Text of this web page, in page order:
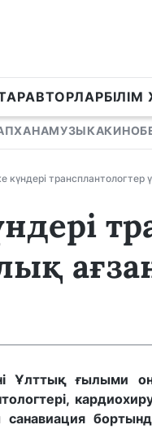
АВТОРЛАР
МУЗЫКАКИНО
күндері
Ұлттық ғылыми
санавиация